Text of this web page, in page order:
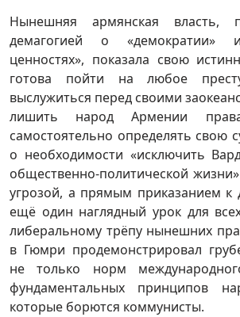
Нынешняя армянская власть,
демагогией о «демократии»
ценностях», показала свою
готова пойти на любое
выслужиться перед своими
лишить народ Армении
самостоятельно определять свою
о необходимости «исключить
общественно-политической
угрозой, а прямым приказанием
ещё один наглядный урок для
либеральному трёпу нынешних
в Гюмри продемонстрировал
не только норм
фундаментальных принципов
которые борются коммунисты.